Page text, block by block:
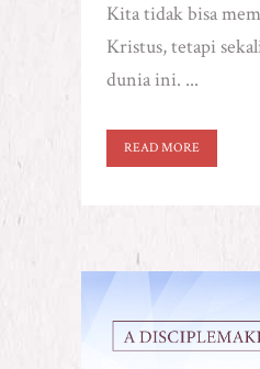
Kita tidak bisa
Kristus, tetapi
dunia ini. ...
READ MORE